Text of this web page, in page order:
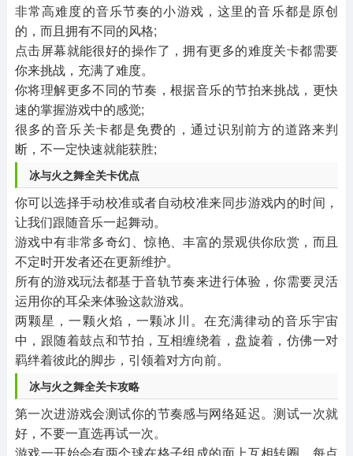
非常高难度的音乐节奏的小游戏，这里的音乐都是原创
的，而且拥有不同的风格;
点击屏幕就能很好的操作了，拥有更多的难度关卡都需要
你来挑战，充满了难度。
你将理解更多不同的节奏，根据音乐的节拍来挑战，更快
速的掌握游戏中的感觉;
很多的音乐关卡都是免费的，通过识别前方的道路来判
断，不一定快速就能获胜;
冰与火之舞全关卡优点
你可以选择手动校准或者自动校准来同步游戏内的时间，
让我们跟随音乐一起舞动。
游戏中有非常多奇幻、惊艳、丰富的景观供你欣赏，而且
不定时开发者还在更新维护。
所有的游戏玩法都基于音轨节奏来进行体验，你需要灵活
运用你的耳朵来体验这款游戏。
两颗星，一颗火焰，一颗冰川。在充满律动的音乐宇宙
中，跟随着鼓点和节拍，互相缠绕着，盘旋着，仿佛一对
羁绊着彼此的脚步，引领着对方向前。
冰与火之舞全关卡攻略
第一次进游戏会测试你的节奏感与网络延迟。测试一次就
好，不要一直选再试一次。
游戏一开始会有两个球在格子组成的面上互相转圈，每点